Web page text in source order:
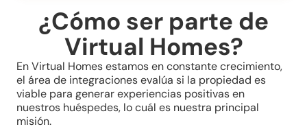
¿Cómo ser parte de
Virtual Homes?
En Virtual Homes estamos en constante crecimiento,
el área de integraciones evalúa si la propiedad es
viable para generar experiencias positivas en
nuestros huéspedes, lo cuál es nuestra principal
misión.